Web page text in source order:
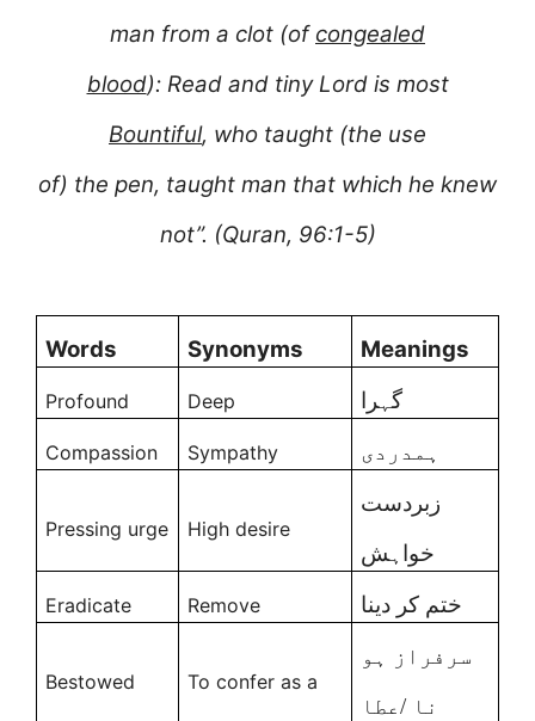
man from a clot (of congealed
blood): Read and tiny Lord is most
Bountiful, who taught (the use
of) the pen, taught man that which he knew
not”. (Quran, 96:1-5)
Words Synonyms Meanings
Profound Deep گہرا
Compassion Sympathy ہمدردی
Pressing urge High desire
زبردست
خواہش
Eradicate Remove ختم کر دینا
Bestowed To confer as a
سرفراز ہو
نا /عطا